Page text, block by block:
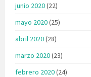
junio 2020(22)
mayo 2020(25)
abril 2020(28)
marzo 2020(23)
febrero 2020(24)